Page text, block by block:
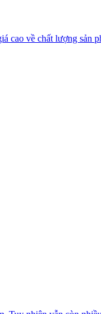
cao về chất lượng sản